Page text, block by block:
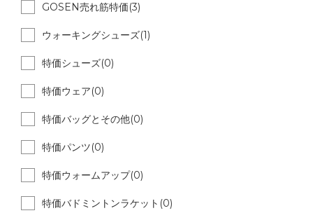
GOSEN売れ筋特価(3)
ウォーキングシューズ(1)
特価シューズ(0)
特価ウェア(0)
特価バッグとその他(0)
特価パンツ(0)
特価ウォームアップ(0)
特価バドミントンラケット(0)